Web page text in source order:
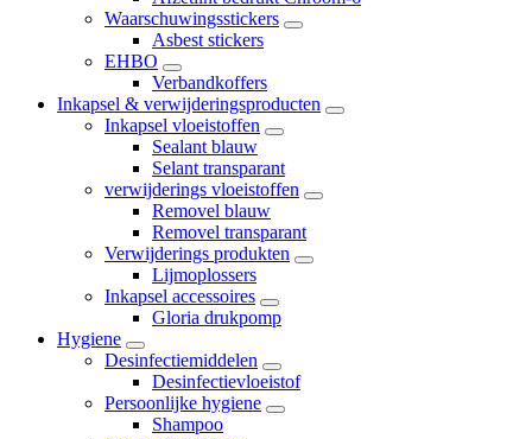
Waarschuwingsstickers
Asbest stickers
EHBO
Verbandkoffers
Inkapsel & verwijderingsproducten
Inkapsel vloeistoffen
Sealant blauw
Selant transparant
verwijderings vloeistoffen
Removel blauw
Removel transparant
Verwijderings produkten
Lijmoplossers
Inkapsel accessoires
Gloria drukpomp
Hygiene
Desinfectiemiddelen
Desinfectievloeistof
Persoonlijke hygiene
Shampoo